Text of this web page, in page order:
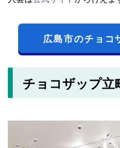
広島市のチョコ
チョコザップ立